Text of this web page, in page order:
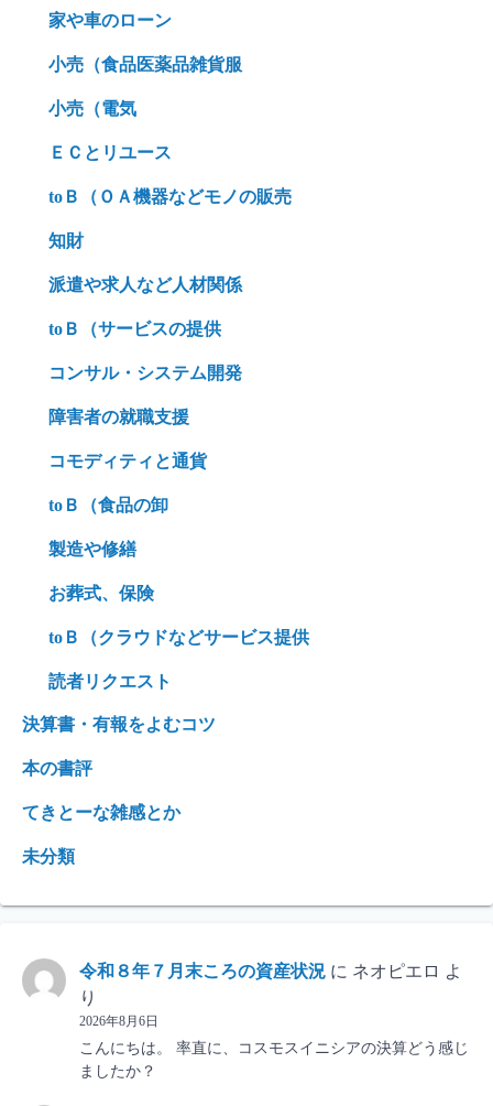
家や車のローン
小売（食品医薬品雑貨服
小売（電気
ＥＣとリユース
toＢ（ＯＡ機器などモノの販売
知財
派遣や求人など人材関係
toＢ（サービスの提供
コンサル・システム開発
障害者の就職支援
コモディティと通貨
toＢ（食品の卸
製造や修繕
お葬式、保険
toＢ（クラウドなどサービス提供
読者リクエスト
決算書・有報をよむコツ
本の書評
てきとーな雑感とか
未分類
令和８年７月末ころの資産状況 に ネオピエロ よ
り
2026年8月6日
こんにちは。 率直に、コスモスイニシアの決算どう感じ
ましたか？